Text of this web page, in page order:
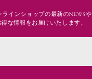
ラインショップの最新のNEWSや
得な情報をお届けいたします。